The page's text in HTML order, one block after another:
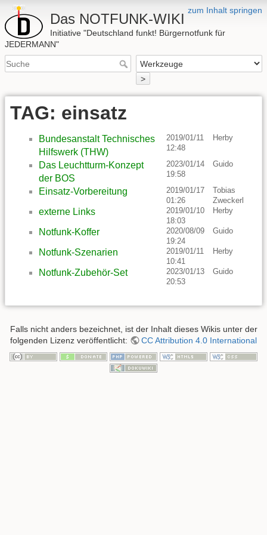
zum Inhalt springen
Das NOTFUNK-WIKI
Initiative "Deutschland funkt! Bürgernotfunk für
JEDERMANN"
>
TAG: einsatz
Bundesanstalt Technisches
Hilfswerk (THW)
2019/01/11
12:48
Herby
Das Leuchtturm-Konzept
der BOS
2023/01/14
19:58
Guido
Einsatz-Vorbereitung
2019/01/17
01:26
Tobias
Zweckerl
externe Links
2019/01/10
18:03
Herby
Notfunk-Koffer
2020/08/09
19:24
Guido
Notfunk-Szenarien
2019/01/11
10:41
Herby
Notfunk-Zubehör-Set
2023/01/13
20:53
Guido
Falls nicht anders bezeichnet, ist der Inhalt dieses Wikis unter der
folgenden Lizenz veröffentlicht:
CC Attribution 4.0 International